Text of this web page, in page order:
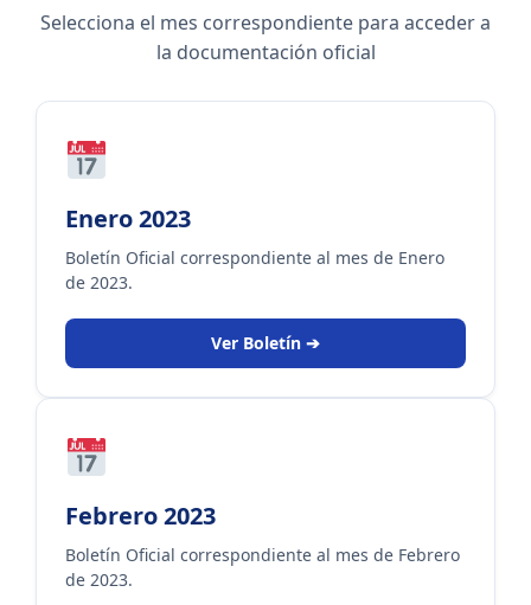
Selecciona el mes correspondiente para acceder a
la documentación oficial
Enero 2023
Boletín Oficial correspondiente al mes de Enero
de 2023.
Ver Boletín ➔
Febrero 2023
Boletín Oficial correspondiente al mes de Febrero
de 2023.